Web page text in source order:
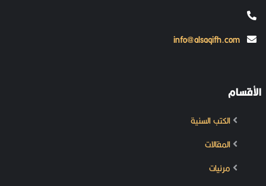
info@alsaqifh.com
الأقسام
الكتب السنية
المقالات
مرئيات